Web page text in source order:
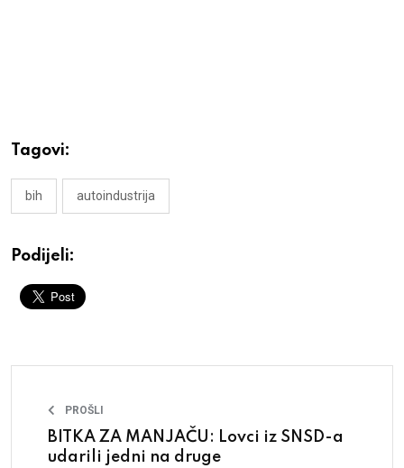
Tagovi:
bih autoindustrija
Podijeli:
PROŠLI
BITKA ZA MANJAČU: Lovci iz SNSD-a
udarili jedni na druge